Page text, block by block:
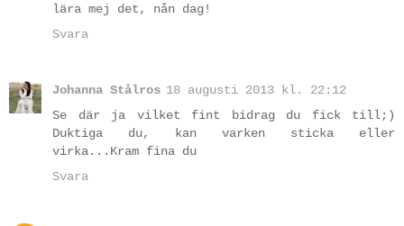
lära mej det, nån dag!
Svara
Johanna Stålros 18 augusti 2013 kl. 22:12
Se där ja vilket fint bidrag du fick till;)
Duktiga du, kan varken sticka eller
virka...Kram fina du
Svara